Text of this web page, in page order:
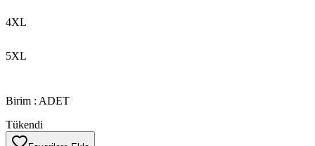
4XL
5XL
Birim : ADET
Tükendi